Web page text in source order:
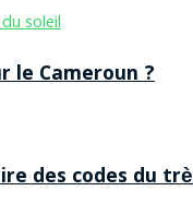
le Cameroun ?
des codes du